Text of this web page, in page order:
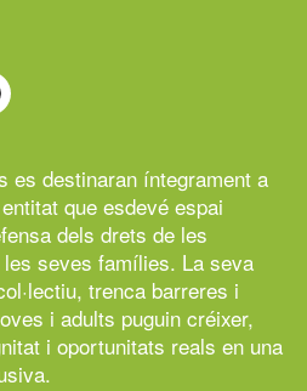
es destinaran íntegrament a
que esdevé espai
dels drets de les
seves famílies. La seva
trenca barreres i
i adults puguin créixer,
i oportunitats reals en una